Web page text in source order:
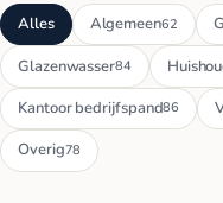
Alles Algemeen62
Glazenwasser84
Kantoor bedrijfspand86
Overig78